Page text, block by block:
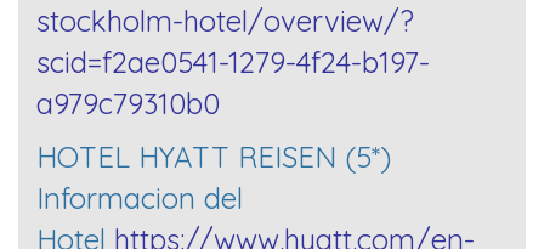
stockholm-hotel/overview/?
scid=f2ae0541-1279-4f24-b197-
a979c79310b0
HOTEL HYATT REISEN (5*)
Informacion del
Hotel https://www.hyatt.com/en-